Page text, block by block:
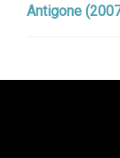
Antigone